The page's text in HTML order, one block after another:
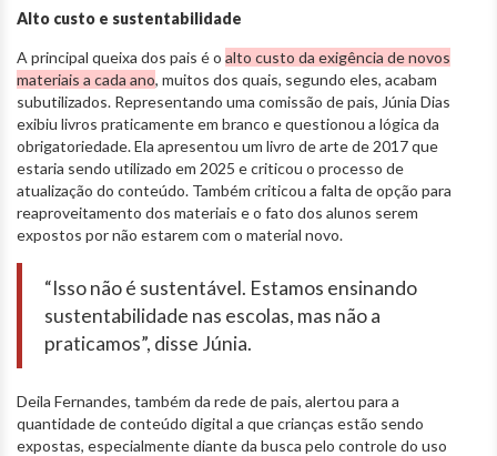
Alto custo e sustentabilidade
A principal queixa dos pais é o alto custo da exigência de novos
materiais a cada ano, muitos dos quais, segundo eles, acabam
subutilizados. Representando uma comissão de pais, Júnia Dias
exibiu livros praticamente em branco e questionou a lógica da
obrigatoriedade. Ela apresentou um livro de arte de 2017 que
estaria sendo utilizado em 2025 e criticou o processo de
atualização do conteúdo. Também criticou a falta de opção para
reaproveitamento dos materiais e o fato dos alunos serem
expostos por não estarem com o material novo.
“Isso não é sustentável. Estamos ensinando
sustentabilidade nas escolas, mas não a
praticamos”, disse Júnia.
Deila Fernandes, também da rede de pais, alertou para a
quantidade de conteúdo digital a que crianças estão sendo
expostas, especialmente diante da busca pelo controle do uso